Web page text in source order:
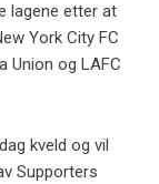
lagene etter at
York City FC
Union og LAFC
kveld og vil
Supporters